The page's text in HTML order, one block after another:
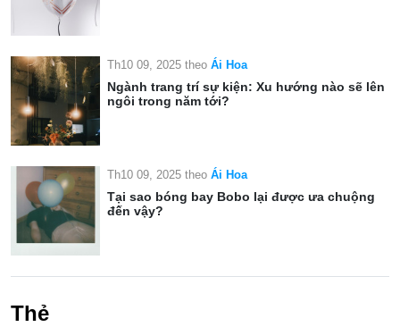
Th10 09, 2025 theo Ái Hoa
Ngành trang trí sự kiện: Xu hướng nào sẽ lên
ngôi trong năm tới?
Th10 09, 2025 theo Ái Hoa
Tại sao bóng bay Bobo lại được ưa chuộng
đến vậy?
Thẻ